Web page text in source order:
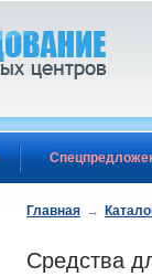
Главная →
Средства